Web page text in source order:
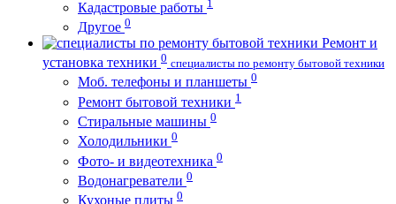
Кадастровые работы
Другое 0
Ремонт и
установка техники 0 специалисты по ремонту бытовой техники
Моб. телефоны и планшеты 0
Ремонт бытовой техники 1
Стиральные машины 0
Холодильники 0
Фото- и видеотехника 0
Водонагреватели 0
Кухоные плиты 0